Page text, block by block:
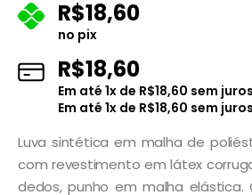
R$18,60
no pix
R$18,60
Em até 1x de R$18,60 sem juros
Em até 1x de R$18,60 sem juros
Luva sintética em malha de
com revestimento em látex
dedos, punho em malha